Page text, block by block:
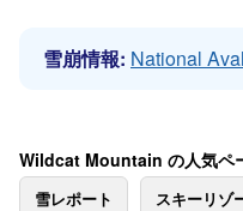
雪崩情報: National
Wildcat Mountain の人気ペ
雪レポート スキーリゾ